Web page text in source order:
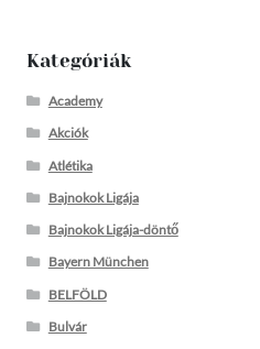
Kategóriák
Academy
Akciók
Atlétika
Bajnokok Ligája
Bajnokok Ligája-döntő
Bayern München
BELFÖLD
Bulvár